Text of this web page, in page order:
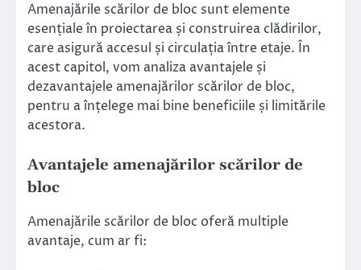
Amenajările scărilor de bloc sunt elemente
esențiale în proiectarea și construirea clădirilor,
care asigură accesul și circulația între etaje. În
acest capitol, vom analiza avantajele și
dezavantajele amenajărilor scărilor de bloc,
pentru a înțelege mai bine beneficiile și limitările
acestora.
Avantajele amenajărilor scărilor de
bloc
Amenajările scărilor de bloc oferă multiple
avantaje, cum ar fi: